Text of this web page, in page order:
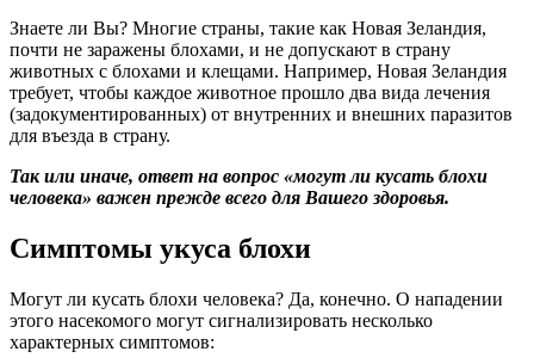
Знаете ли Вы? Многие страны, такие как Новая Зеландия,
почти не заражены блохами, и не допускают в страну
животных с блохами и клещами. Например, Новая Зеландия
требует, чтобы каждое животное прошло два вида лечения
(задокументированных) от внутренних и внешних паразитов
для въезда в страну.
Так или иначе, ответ на вопрос «могут ли кусать блохи
человека» важен прежде всего для Вашего здоровья.
Симптомы укуса блохи
Могут ли кусать блохи человека? Да, конечно. О нападении
этого насекомого могут сигнализировать несколько
характерных симптомов: